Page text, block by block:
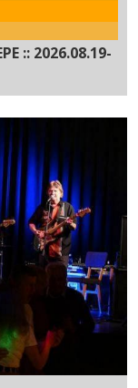
:: 2026.08.19-